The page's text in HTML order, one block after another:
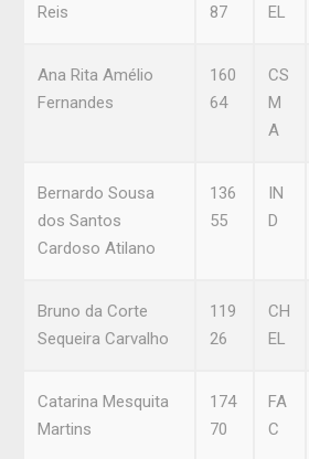
Reis
87
EL
Ana Rita Amélio
Fernandes
160
64
CS
M
A
Bernardo Sousa
dos Santos
Cardoso Atilano
136
55
IN
D
Bruno da Corte
Sequeira Carvalho
119
26
CH
EL
Catarina Mesquita
Martins
174
70
FA
C